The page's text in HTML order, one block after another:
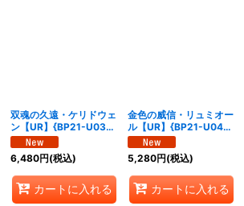
双魂の久遠・ケリドウェ
ン【UR】{BP21-U03}
《ウィッチ》
6,480円(税込)
カートに入れる
金色の威信・リュミオー
ル【UR】{BP21-U04}
《ドラゴン》
5,280円(税込)
カートに入れる